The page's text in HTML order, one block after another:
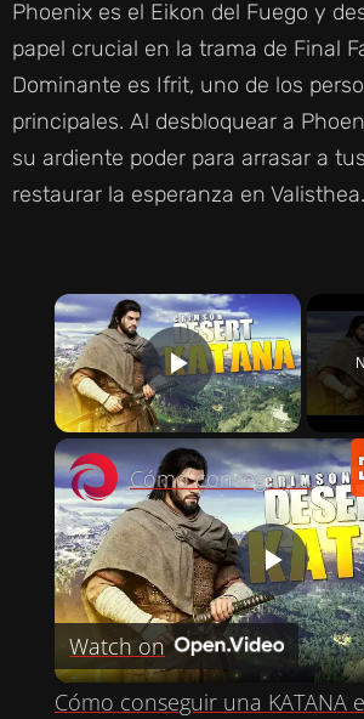
Phoenix es el Eikon del Fuego y
papel crucial en la trama de Final
Dominante es Ifrit, uno de los
principales. Al desbloquear a
su ardiente poder para arrasar a
restaurar la esperanza en Valisthea.
×
PLAY
P
L
Cómo conseguir una KATANA en Crimson Desert | Espada Hwando
Watch on
Cómo conseguir una KATANA